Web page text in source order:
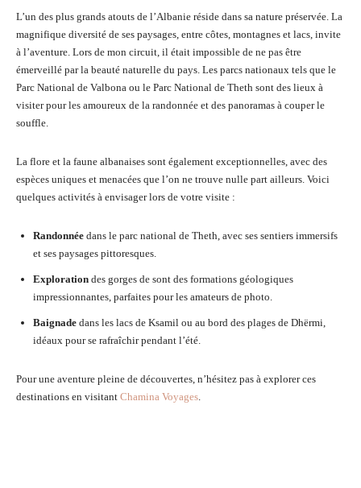
L’un des plus grands atouts de l’Albanie réside dans sa nature préservée. La
magnifique diversité de ses paysages, entre côtes, montagnes et lacs, invite
à l’aventure. Lors de mon circuit, il était impossible de ne pas être
émerveillé par la beauté naturelle du pays. Les parcs nationaux tels que le
Parc National de Valbona ou le Parc National de Theth sont des lieux à
visiter pour les amoureux de la randonnée et des panoramas à couper le
souffle.
La flore et la faune albanaises sont également exceptionnelles, avec des
espèces uniques et menacées que l’on ne trouve nulle part ailleurs. Voici
quelques activités à envisager lors de votre visite :
Randonnée dans le parc national de Theth, avec ses sentiers immersifs
et ses paysages pittoresques.
Exploration des gorges de sont des formations géologiques
impressionnantes, parfaites pour les amateurs de photo.
Baignade dans les lacs de Ksamil ou au bord des plages de Dhërmi,
idéaux pour se rafraîchir pendant l’été.
Pour une aventure pleine de découvertes, n’hésitez pas à explorer ces
destinations en visitant Chamina Voyages.